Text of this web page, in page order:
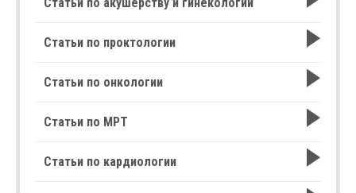
Статьи по проктологии
Статьи по онкологии
Статьи по МРТ
Статьи по кардиологии